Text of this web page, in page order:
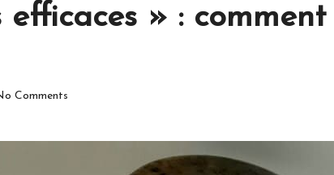
efficaces » :
Comments